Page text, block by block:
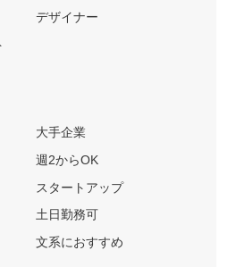
デザイナー
大手企業
週2からOK
スタートアップ
土日勤務可
文系におすすめ